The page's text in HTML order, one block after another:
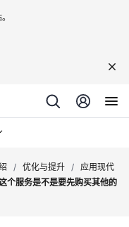
/ 优化与提升 / 应用现代
个服务是不是要先购买其他的